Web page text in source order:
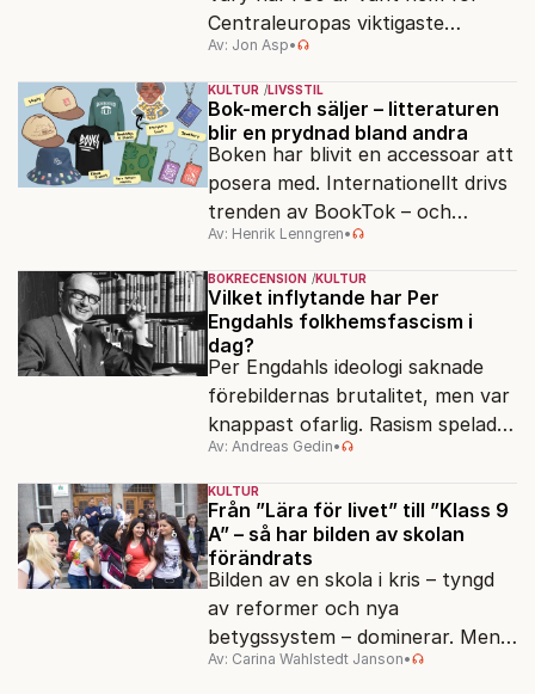
Centraleuropas viktigaste
filmfestival – en plats där
Hollywoodglans möter
egensinnighet.
Av: Jon Asp•
KULTUR LIVSSTIL
Bok-merch säljer – litteraturen
blir en prydnad bland andra
Boken har blivit en accessoar att
posera med. Internationellt drivs
trenden av BookTok – och
förlagen följer efter.
Av: Henrik Lenngren•
BOKRECENSION KULTUR
Vilket inflytande har Per
Engdahls folkhemsfascism i
dag?
Per Engdahls ideologi saknade
förebildernas brutalitet, men var
knappast ofarlig. Rasism spelades
ned i förmån för "kultur". Känns
det igen?
Av: Andreas Gedin•
KULTUR
Från ”Lära för livet” till ”Klass 9
A” – så har bilden av skolan
förändrats
Bilden av en skola i kris – tyngd
av reformer och nya
betygssystem – dominerar. Men
vem äger berättelsen om skolan?
Av: Carina Wahlstedt Janson•